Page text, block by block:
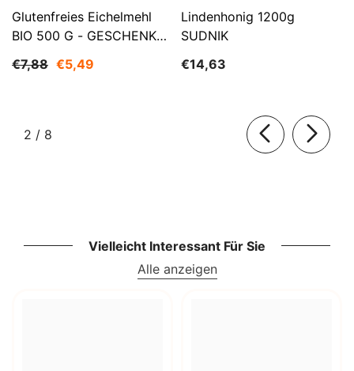
Glutenfreies Eichelmehl
BIO 500 G - GESCHENKE
€7,88 €5,49
Lindenhonig 1200g
SUDNIK
€14,63
2 / von
8
Vielleicht Interessant Für Sie
Alle anzeigen